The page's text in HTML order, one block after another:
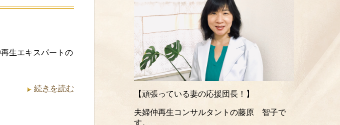
生エキスパートの
続きを読む
【頑張っている妻の応援団長！】
夫婦仲再生コンサルタントの藤原 智子で
す。